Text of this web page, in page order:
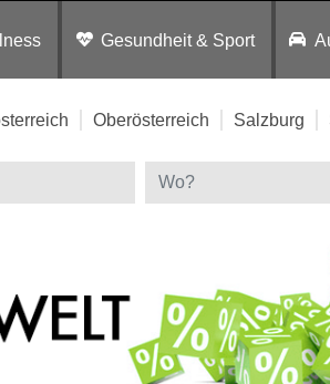
Gesundheit & Sport
Oberösterreich Salzburg